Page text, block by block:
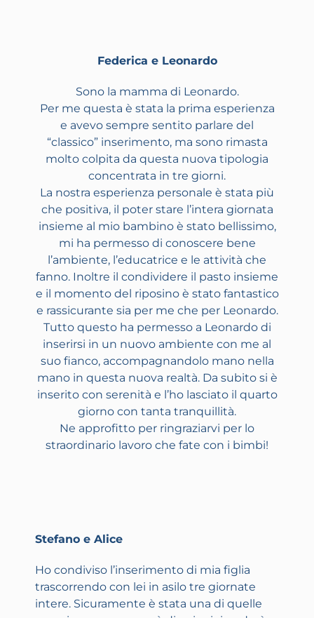
Federica e Leonardo
Sono la mamma di Leonardo.
Per me questa è stata la prima esperienza
e avevo sempre sentito parlare del
“classico” inserimento, ma sono rimasta
molto colpita da questa nuova tipologia
concentrata in tre giorni.
La nostra esperienza personale è stata più
che positiva, il poter stare l’intera giornata
insieme al mio bambino è stato bellissimo,
mi ha permesso di conoscere bene
l’ambiente, l’educatrice e le attività che
fanno. Inoltre il condividere il pasto insieme
e il momento del riposino è stato fantastico
e rassicurante sia per me che per Leonardo.
Tutto questo ha permesso a Leonardo di
inserirsi in un nuovo ambiente con me al
suo fianco, accompagnandolo mano nella
mano in questa nuova realtà. Da subito si è
inserito con serenità e l’ho lasciato il quarto
giorno con tanta tranquillità.
Ne approfitto per ringraziarvi per lo
straordinario lavoro che fate con i bimbi!
Stefano e Alice
Ho condiviso l’inserimento di mia figlia
trascorrendo con lei in asilo tre giornate
intere. Sicuramente è stata una di quelle